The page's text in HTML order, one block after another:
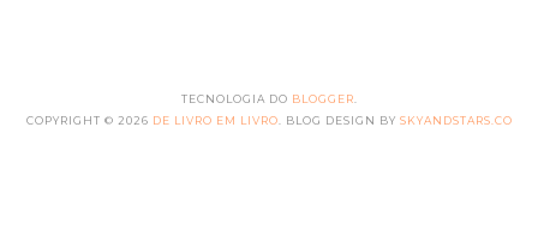
TECNOLOGIA DO BLOGGER
COPYRIGHT © 2026 DE LIVRO EM LIVRO . BLOG DESIGN BY SKYANDSTARS.CO